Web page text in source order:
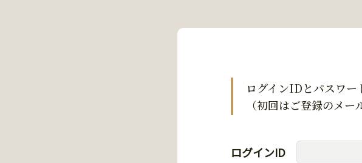
ログインIDとパスワ
（初回はご登録のメー
ログインID